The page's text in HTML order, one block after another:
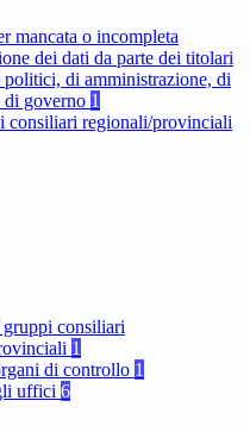
mancata o incompleta
dei dati da parte dei titolari
di amministrazione, di
di governo 1
consiliari regionali/provinciali
consiliari
1
di controllo 1
uffici 6